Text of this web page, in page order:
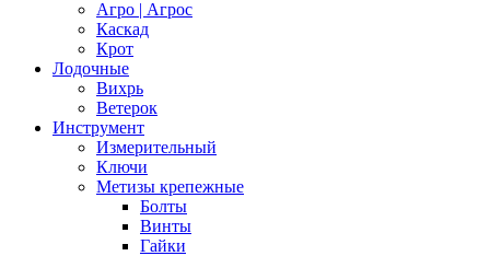
Агро | Агрос
Каскад
Крот
Лодочные
Вихрь
Ветерок
Инструмент
Измерительный
Ключи
Метизы крепежные
Болты
Винты
Гайки